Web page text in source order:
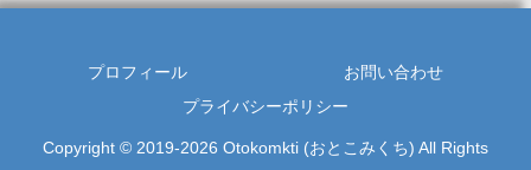
プロフィール
お問い合わせ
プライバシーポリシー
Copyright © 2019-2026 Otokomkti (おとこみくち) All Rights